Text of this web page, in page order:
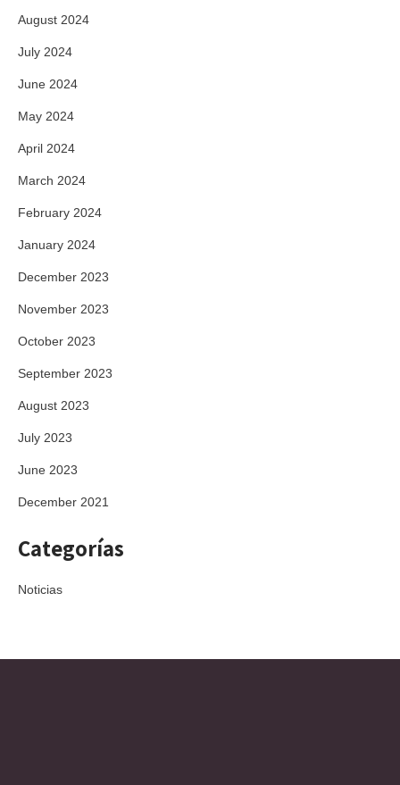
August 2024
July 2024
June 2024
May 2024
April 2024
March 2024
February 2024
January 2024
December 2023
November 2023
October 2023
September 2023
August 2023
July 2023
June 2023
December 2021
Categorías
Noticias